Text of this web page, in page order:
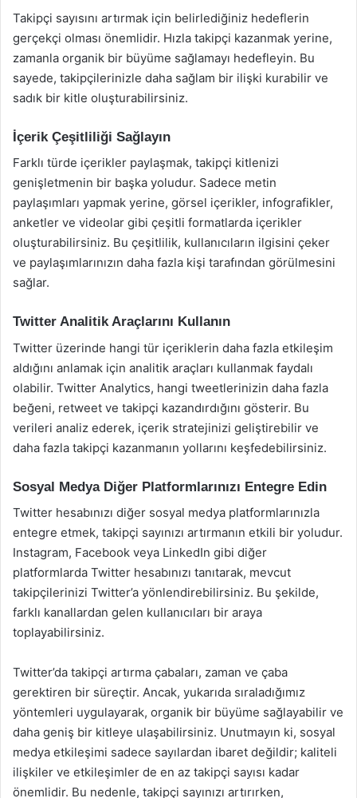
Takipçi sayısını artırmak için belirlediğiniz hedeflerin
gerçekçi olması önemlidir. Hızla takipçi kazanmak yerine,
zamanla organik bir büyüme sağlamayı hedefleyin. Bu
sayede, takipçilerinizle daha sağlam bir ilişki kurabilir ve
sadık bir kitle oluşturabilirsiniz.
İçerik Çeşitliliği Sağlayın
Farklı türde içerikler paylaşmak, takipçi kitlenizi
genişletmenin bir başka yoludur. Sadece metin
paylaşımları yapmak yerine, görsel içerikler, infografikler,
anketler ve videolar gibi çeşitli formatlarda içerikler
oluşturabilirsiniz. Bu çeşitlilik, kullanıcıların ilgisini çeker
ve paylaşımlarınızın daha fazla kişi tarafından görülmesini
sağlar.
Twitter Analitik Araçlarını Kullanın
Twitter üzerinde hangi tür içeriklerin daha fazla etkileşim
aldığını anlamak için analitik araçları kullanmak faydalı
olabilir. Twitter Analytics, hangi tweetlerinizin daha fazla
beğeni, retweet ve takipçi kazandırdığını gösterir. Bu
verileri analiz ederek, içerik stratejinizi geliştirebilir ve
daha fazla takipçi kazanmanın yollarını keşfedebilirsiniz.
Sosyal Medya Diğer Platformlarınızı Entegre Edin
Twitter hesabınızı diğer sosyal medya platformlarınızla
entegre etmek, takipçi sayınızı artırmanın etkili bir yoludur.
Instagram, Facebook veya LinkedIn gibi diğer
platformlarda Twitter hesabınızı tanıtarak, mevcut
takipçilerinizi Twitter’a yönlendirebilirsiniz. Bu şekilde,
farklı kanallardan gelen kullanıcıları bir araya
toplayabilirsiniz.
Twitter’da takipçi artırma çabaları, zaman ve çaba
gerektiren bir süreçtir. Ancak, yukarıda sıraladığımız
yöntemleri uygulayarak, organik bir büyüme sağlayabilir ve
daha geniş bir kitleye ulaşabilirsiniz. Unutmayın ki, sosyal
medya etkileşimi sadece sayılardan ibaret değildir; kaliteli
ilişkiler ve etkileşimler de en az takipçi sayısı kadar
önemlidir. Bu nedenle, takipçi sayınızı artırırken,